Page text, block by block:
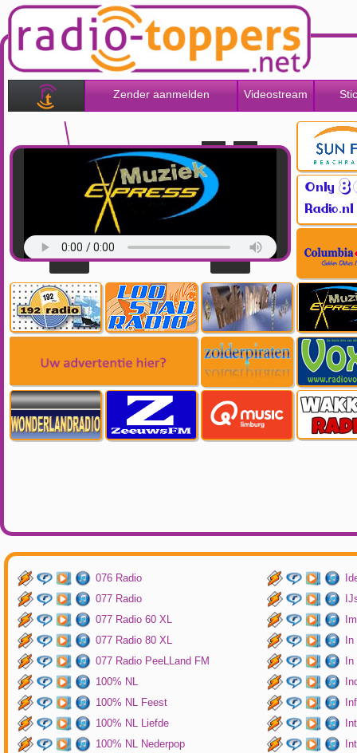
Zender aanmelden Videostream
076 Radio
077 Radio
077 Radio 60 XL
077 Radio 80 XL
077 Radio PeeLLand FM
100% NL
100% NL Feest
100% NL Liefde
100% NL Nederpop